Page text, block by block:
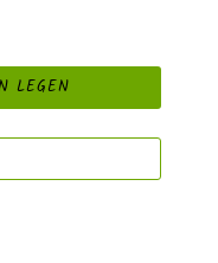
LEGEN